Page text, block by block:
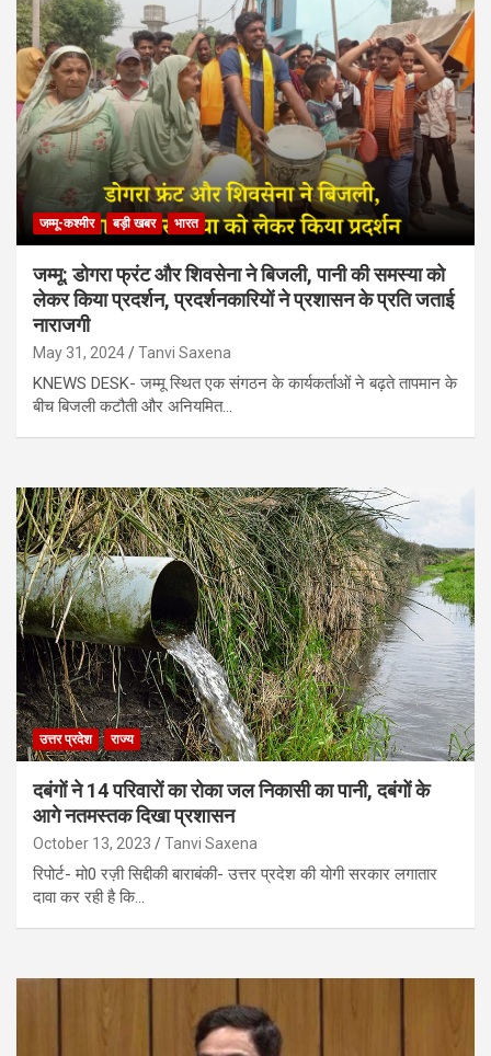
जम्मू-कश्मीर बड़ी खबर भारत
जम्मू: डोगरा फ्रंट और शिवसेना ने बिजली, पानी की समस्या को
लेकर किया प्रदर्शन, प्रदर्शनकारियों ने प्रशासन के प्रति जताई
नाराजगी
May 31, 2024 Tanvi Saxena
KNEWS DESK- जम्मू स्थित एक संगठन के कार्यकर्ताओं ने बढ़ते तापमान के
बीच बिजली कटौती और अनियमित…
उत्तर प्रदेश राज्य
दबंगों ने 14 परिवारों का रोका जल निकासी का पानी, दबंगों के
आगे नतमस्तक दिखा प्रशासन
October 13, 2023 Tanvi Saxena
रिपोर्ट- मो0 रज़ी सिद्दीकी बाराबंकी- उत्तर प्रदेश की योगी सरकार लगातार
दावा कर रही है कि…